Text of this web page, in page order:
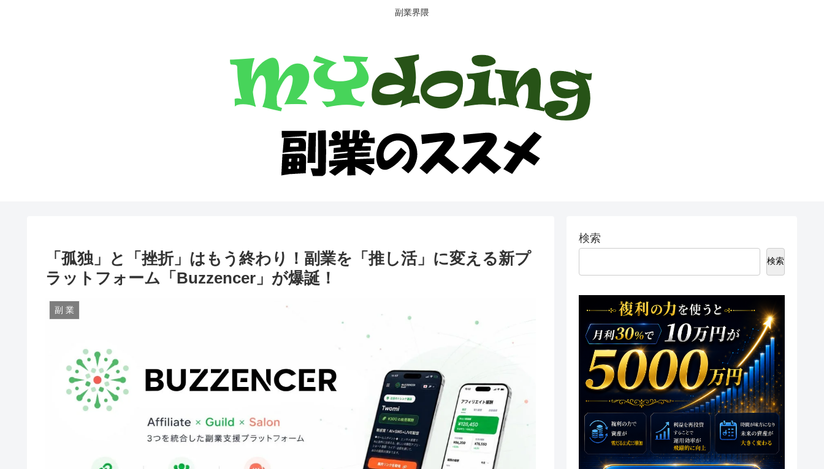
副業界隈
「孤独」と「挫折」はもう終わり！副業を「推し活」に変える新プ
ラットフォーム「Buzzencer」が爆誕！
副 業
検索
検索